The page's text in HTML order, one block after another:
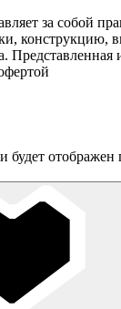
за собой
конструкцию,
будет отображен